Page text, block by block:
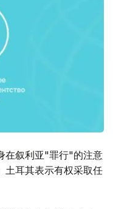
在叙利亚"罪行"的注意
土耳其表示有权采取任